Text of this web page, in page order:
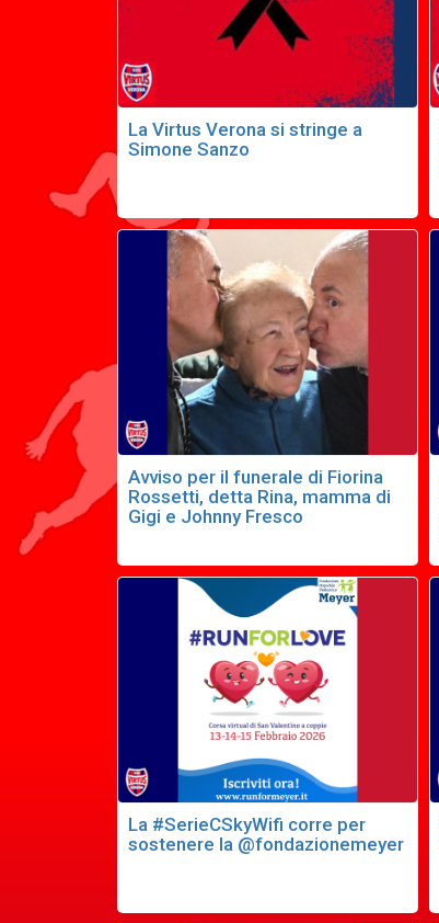
La Virtus Verona si stringe a
Simone Sanzo
Avviso per il funerale di Fiorina
Rossetti, detta Rina, mamma di
Gigi e Johnny Fresco
La #SerieCSkyWifi corre per
sostenere la @fondazionemeyer